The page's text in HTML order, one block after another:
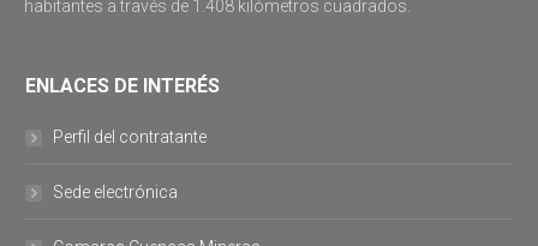
habitantes a través de 1.408 kilómetros cuadrados.
ENLACES DE INTERÉS
Perfil del contratante
Sede electrónica